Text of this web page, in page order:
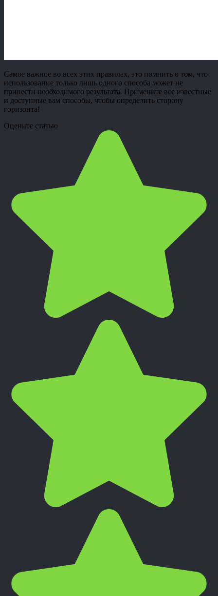
Самое важное во всех этих правилах, это помнить о том, что
использование только лишь одного способа может не
принести необходимого результата. Примените все известные
и доступные вам способы, чтобы определить сторону
горизонта!
Оцените статью